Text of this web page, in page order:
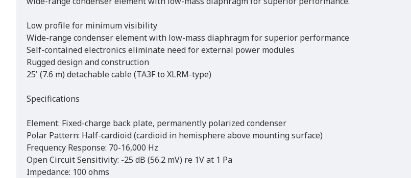
Low profile for minimum visibility
Wide-range condenser element with low-mass diaphragm for superior performance
Self-contained electronics eliminate need for external power modules
Rugged design and construction
25' (7.6 m) detachable cable (TA3F to XLRM-type)
Specifications
Element: Fixed-charge back plate, permanently polarized condenser
Polar Pattern: Half-cardioid (cardioid in hemisphere above mounting surface)
Frequency Response: 70-16,000 Hz
Open Circuit Sensitivity: -25 dB (56.2 mV) re 1V at 1 Pa
Impedance: 100 ohms